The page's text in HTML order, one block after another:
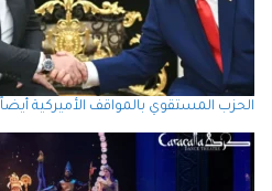
الحزب المستقوي بالمواقف الأميركية أيضاً